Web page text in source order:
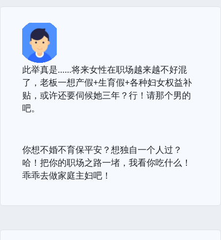
此举真是……将来女性在职场越来越不好混
了，老板一想产假+生育假+各种妇女权益补
贴，或许还要伺候她三年？行！请那个男的
吧。
你想不婚不育保平安？想独自一个人过？
哈！把你的职场之路一堵，我看你吃什么！
乖乖去做家庭主妇吧！